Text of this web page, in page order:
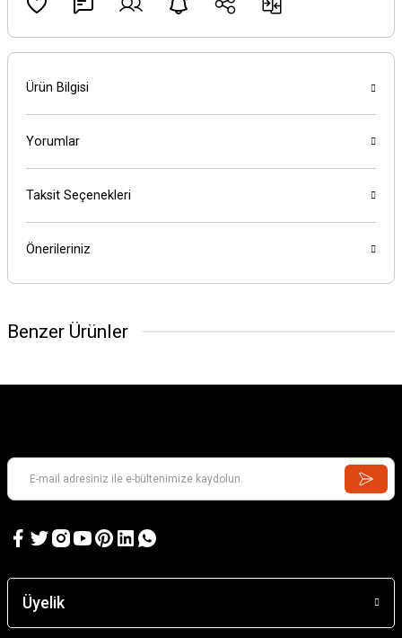
Ürün Bilgisi
Yorumlar
Taksit Seçenekleri
Önerileriniz
Benzer Ürünler
Üyelik